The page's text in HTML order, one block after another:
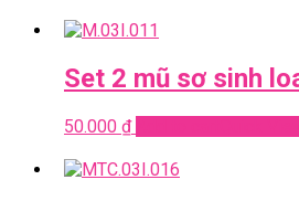
Set 2 mũ sơ sinh
50.000 ₫